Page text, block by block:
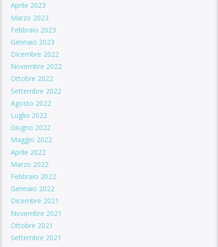
Aprile 2023
Marzo 2023
Febbraio 2023
Gennaio 2023
Dicembre 2022
Novembre 2022
Ottobre 2022
Settembre 2022
Agosto 2022
Luglio 2022
Giugno 2022
Maggio 2022
Aprile 2022
Marzo 2022
Febbraio 2022
Gennaio 2022
Dicembre 2021
Novembre 2021
Ottobre 2021
Settembre 2021